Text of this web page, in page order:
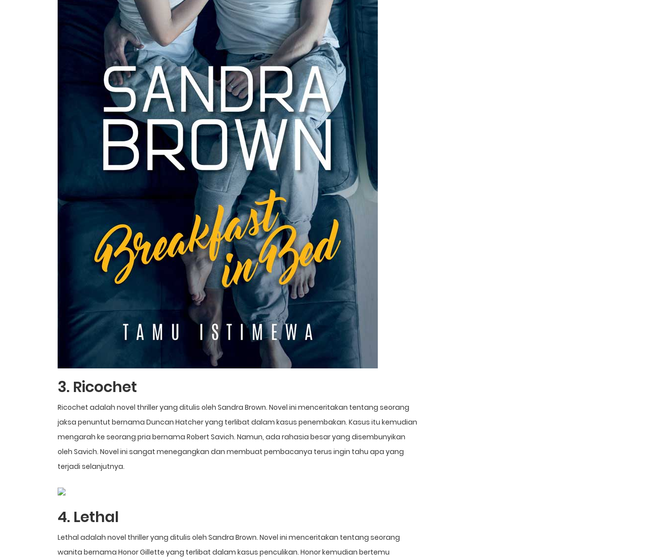
3. Ricochet
Ricochet adalah novel thriller yang ditulis oleh Sandra Brown. Novel ini menceritakan tentang seorang
jaksa penuntut bernama Duncan Hatcher yang terlibat dalam kasus penembakan. Kasus itu kemudian
mengarah ke seorang pria bernama Robert Savich. Namun, ada rahasia besar yang disembunyikan
oleh Savich. Novel ini sangat menegangkan dan membuat pembacanya terus ingin tahu apa yang
terjadi selanjutnya.
4. Lethal
Lethal adalah novel thriller yang ditulis oleh Sandra Brown. Novel ini menceritakan tentang seorang
wanita bernama Honor Gillette yang terlibat dalam kasus penculikan. Honor kemudian bertemu